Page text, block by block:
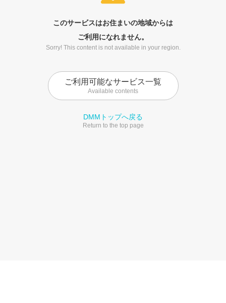
このサービスはお住まいの地域からは
ご利用になれません。
Sorry! This content is not available in your region.
ご利用可能なサービス一覧
Available contents
DMMトップへ戻る
Return to the top page